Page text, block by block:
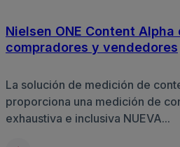
Nielsen ONE Content
compradores y vendedores
La solución de medición de
proporciona una medición de
exhaustiva e inclusiva NUEVA...